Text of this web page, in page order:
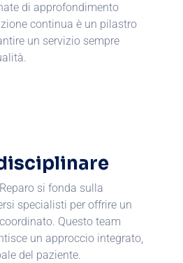
di approfondimento
continua è un pilastro
un servizio sempre
si fonda sulla
specialisti per offrire un
Questo team
un approccio integrato,
del paziente.